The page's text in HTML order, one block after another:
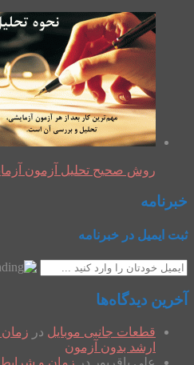
روش صحیح تحلیل آزمون
خبرنامه
ثبت ایمیل در خبرنامه
آخرین دیدگاه‌ها
قطعات جانبی موبایل در
ارشد بدون آزمون
علی باقرپور در زمان و